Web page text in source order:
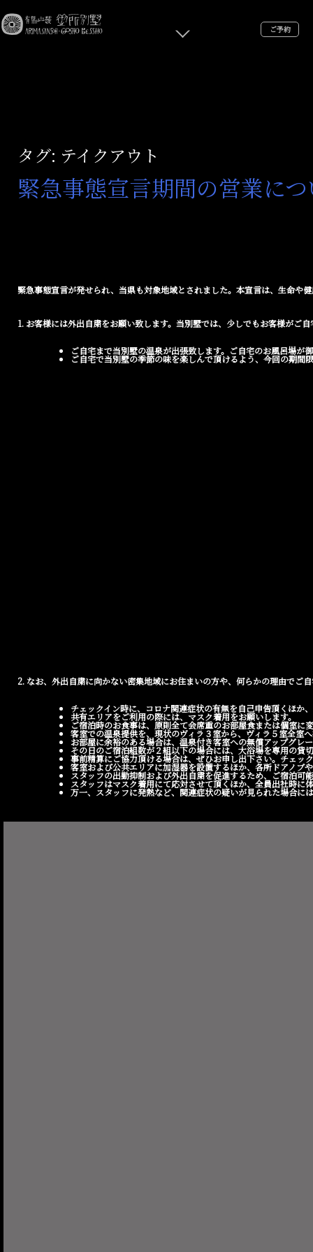
ご予約
タグ: テイクアウト
緊急事態宣言期間の営業に
緊急事態宣言が発せられ、当県も対象地域とされました。本宣言は、生命や
1. お客様には外出自粛をお願い致します。当別墅では、少しでもお客様がご
ご自宅まで当別墅の温泉が出張致します。ご自宅のお風呂場が
ご自宅で当別墅の季節の味を楽しんで頂けるよう、今回の期間
2. なお、外出自粛に向かない密集地域にお住まいの方や、何らかの理由でご
チェックイン時に、コロナ関連症状の有無を自己申告頂くほか
共有エリアをご利用の際には、マスク着用をお願いします。
ご宿泊時のお食事は、原則全て会席重のお部屋食または個室に
客室での温泉提供を、現状のヴィラ３室から、ヴィラ５室全室
お部屋に余裕のある場合は、温泉付き客室への無償アップグレ
その日のご宿泊組数が２組以下の場合には、大浴場を専用の貸
事前精算にご協力頂ける場合は、ぜひお申し出下さい。チェッ
客室および公共エリアに加湿器を設置するほか、各所ドアノブ
スタッフの出勤抑制および外出自粛を促進するため、ご宿泊
スタッフはマスク着用にて応対させて頂くほか、全員出社時に
万一、スタッフに発熱など、関連症状の疑いが見られた場合に